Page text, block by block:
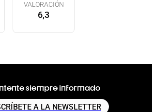
VALORACIÓN
6,3
siempre informado
A LA NEWSLETTER